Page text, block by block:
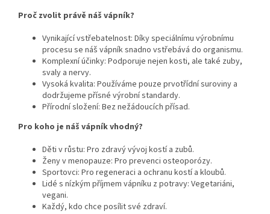
Proč zvolit právě náš vápník?
Vynikající vstřebatelnost: Díky speciálnímu výrobnímu
procesu se náš vápník snadno vstřebává do organismu.
Komplexní účinky: Podporuje nejen kosti, ale také zuby,
svaly a nervy.
Vysoká kvalita: Používáme pouze prvotřídní suroviny a
dodržujeme přísné výrobní standardy.
Přírodní složení: Bez nežádoucích přísad.
Pro koho je náš vápník vhodný?
Děti v růstu: Pro zdravý vývoj kostí a zubů.
Ženy v menopauze: Pro prevenci osteoporózy.
Sportovci: Pro regeneraci a ochranu kostí a kloubů.
Lidé s nízkým příjmem vápníku z potravy: Vegetariáni,
vegani.
Každý, kdo chce posílit své zdraví.